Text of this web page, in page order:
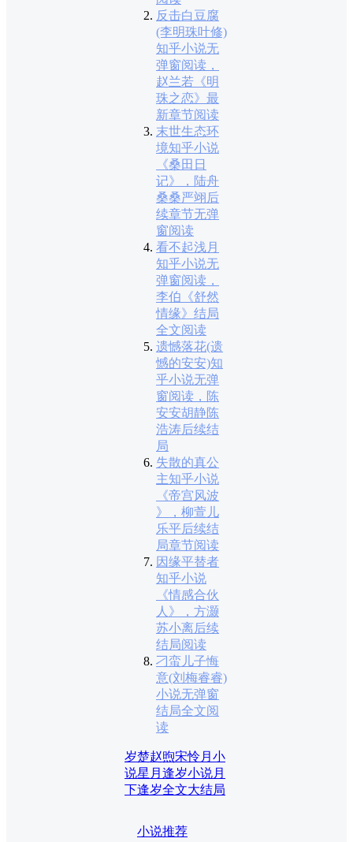
反击白豆腐
(李明珠叶修)
知乎小说无
弹窗阅读，
赵兰若《明
珠之恋》最
新章节阅读
末世生态环
境知乎小说
《桑田日
记》，陆舟
桑桑严翊后
续章节无弹
窗阅读
看不起浅月
知乎小说无
弹窗阅读，
李伯《舒然
情缘》结局
全文阅读
遗憾落花(遗
憾的安安)知
乎小说无弹
窗阅读，陈
安安胡静陈
浩涛后续结
局
失散的真公
主知乎小说
《帝宫风波
》，柳萱儿
乐平后续结
局章节阅读
因缘平替者
知乎小说
《情感合伙
人》，方灏
苏小离后续
结局阅读
刁蛮儿子悔
意(刘梅睿睿)
小说无弹窗
结局全文阅
读
岁楚赵煦宋怜月小
说星月逢岁小说月
下逢岁全文大结局
小说推荐